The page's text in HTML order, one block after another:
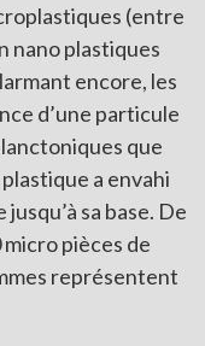
(entre
nano plastiques
encore, les
d’une particule
que
a envahi
sa base. De
pièces de
représentent